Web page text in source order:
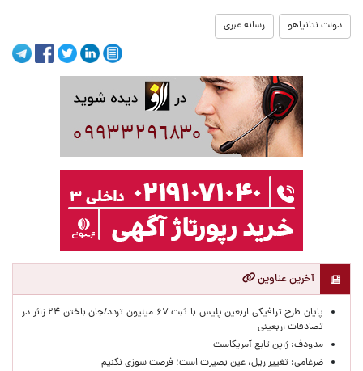
دولت نتانیاهو رسانه عبری
آخرین عناوین
پایان طرح ترافیکی اربعین پلیس با ثبت ۶۷ میلیون تردد/جان باختن ۲۴ زائر در
تصادفات اربعینی
مدودف: ژاپن تابع آمریکاست
ضرغامی: تغییر ریل، عین بصیرت است؛ فرصت سوزی نکنیم